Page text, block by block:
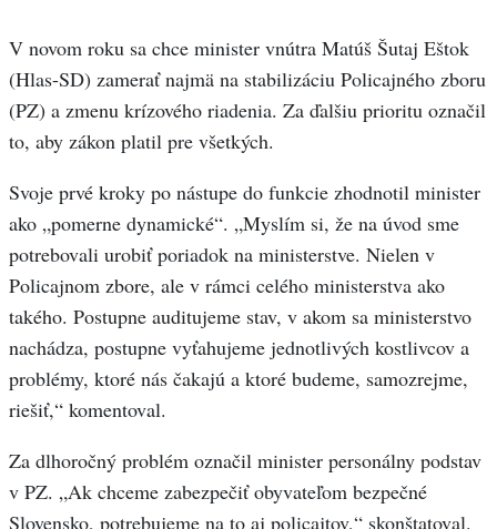
V novom roku sa chce minister vnútra Matúš Šutaj Eštok
(Hlas-SD) zamerať najmä na stabilizáciu Policajného zboru
(PZ) a zmenu krízového riadenia. Za ďalšiu prioritu označil
to, aby zákon platil pre všetkých.
Svoje prvé kroky po nástupe do funkcie zhodnotil minister
ako „pomerne dynamické“. „Myslím si, že na úvod sme
potrebovali urobiť poriadok na ministerstve. Nielen v
Policajnom zbore, ale v rámci celého ministerstva ako
takého. Postupne auditujeme stav, v akom sa ministerstvo
nachádza, postupne vyťahujeme jednotlivých kostlivcov a
problémy, ktoré nás čakajú a ktoré budeme, samozrejme,
riešiť,“ komentoval.
Za dlhoročný problém označil minister personálny podstav
v PZ. „Ak chceme zabezpečiť obyvateľom bezpečné
Slovensko, potrebujeme na to aj policajtov,“ skonštatoval.